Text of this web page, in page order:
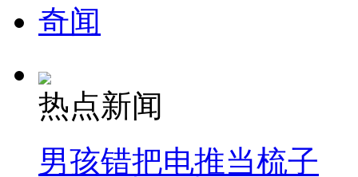
纽约上演“枕头大战”
奇闻
热点新闻
男孩错把电推当梳子